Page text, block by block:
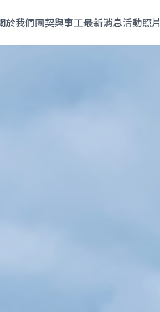
於我們團契與事工最新消息活動照片